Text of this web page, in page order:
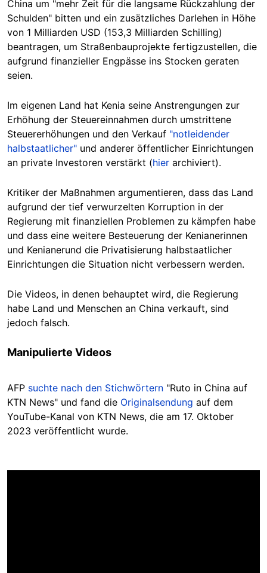
China um "mehr Zeit für die langsame Rückzahlung der
Schulden" bitten und ein zusätzliches Darlehen in Höhe
von 1 Milliarden USD (153,3 Milliarden Schilling)
beantragen, um Straßenbauprojekte fertigzustellen, die
aufgrund finanzieller Engpässe ins Stocken geraten
seien.
Im eigenen Land hat Kenia seine Anstrengungen zur
Erhöhung der Steuereinnahmen durch umstrittene
Steuererhöhungen und den Verkauf "notleidender
halbstaatlicher" und anderer öffentlicher Einrichtungen
an private Investoren verstärkt (hier archiviert).
Kritiker der Maßnahmen argumentieren, dass das Land
aufgrund der tief verwurzelten Korruption in der
Regierung mit finanziellen Problemen zu kämpfen habe
und dass eine weitere Besteuerung der Kenianerinnen
und Kenianerund die Privatisierung halbstaatlicher
Einrichtungen die Situation nicht verbessern werden.
Die Videos, in denen behauptet wird, die Regierung
habe Land und Menschen an China verkauft, sind
jedoch falsch.
Manipulierte Videos
AFP suchte nach den Stichwörtern "Ruto in China auf
KTN News" und fand die Originalsendung auf dem
YouTube-Kanal von KTN News, die am 17. Oktober
2023 veröffentlicht wurde.